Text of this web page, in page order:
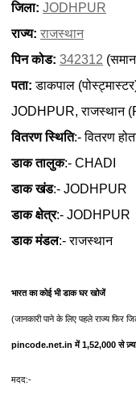
जिला: JODHPUR
राज्य: राजस्थान
पिन कोड: 342312
पता: डाकपाल
JODHPUR, राजस्थान
वितरण स्थिति:- वितरण
डाक तालुक:- CHADI
डाक खंड:- JODHPUR
डाक क्षेत्र:- JODHPUR
डाक मंडल:- राजस्थान
भारत का कोई भी डाक घर खोजें
(जानकारी पाने के लिए पहले राज्य फिर
pincode.net.in में 1,52,000 से
मदद:-